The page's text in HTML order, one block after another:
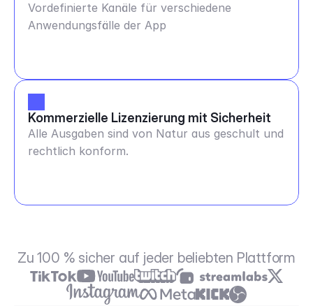
Vordefinierte Kanäle für verschiedene
Anwendungsfälle der App
Kommerzielle Lizenzierung mit Sicherheit
Alle Ausgaben sind von Natur aus geschult und
rechtlich konform.
Zu 100 % sicher auf jeder beliebten Plattform